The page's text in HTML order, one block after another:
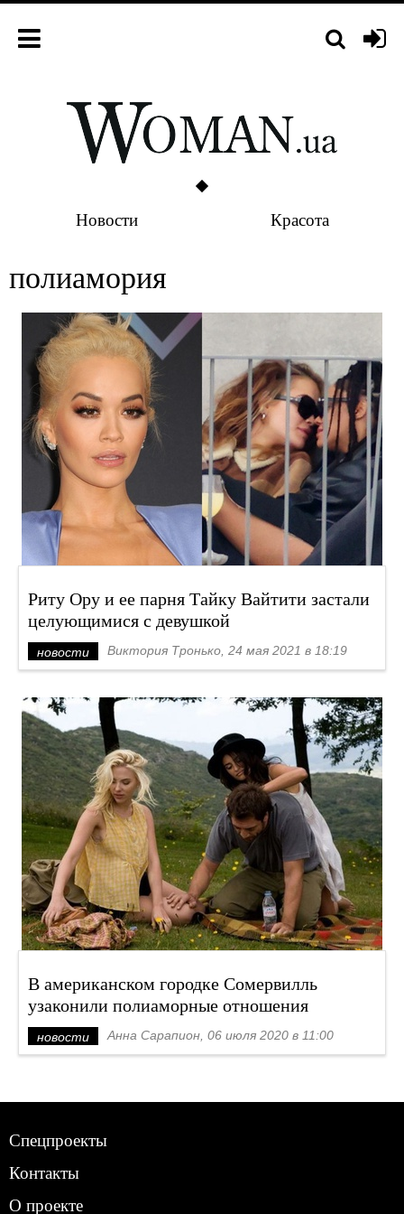
Новости Красота
полиамория
Риту Ору и ее парня Тайку Вайтити застали
целующимися с девушкой
новости Виктория Тронько, 24 мая 2021 в 18:19
В американском городке Сомервилль
узаконили полиаморные отношения
новости Анна Сарапион, 06 июля 2020 в 11:00
Спецпроекты
Контакты
О проекте